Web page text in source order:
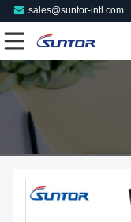
sales@suntor-intl.com